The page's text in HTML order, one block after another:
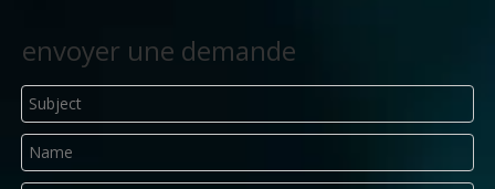
envoyer une demande